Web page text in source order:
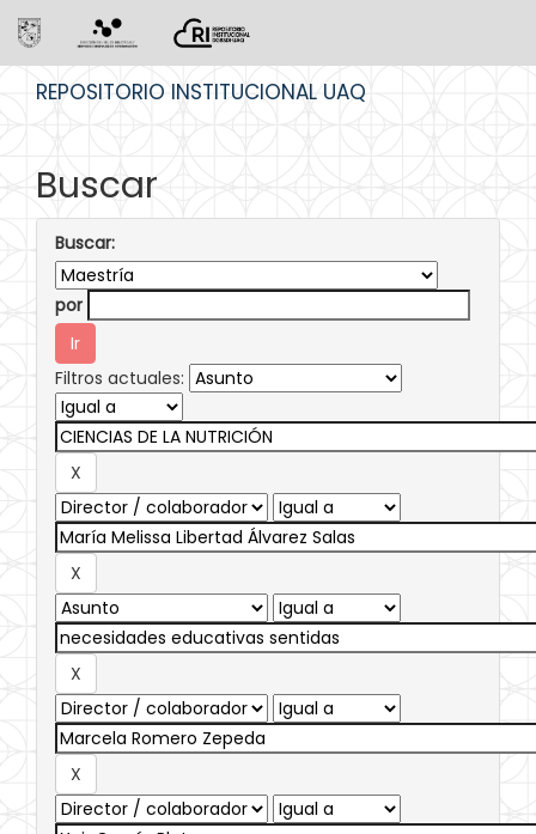
REPOSITORIO INSTITUCIONAL UAQ
Buscar
Buscar:
por
Filtros actuales: